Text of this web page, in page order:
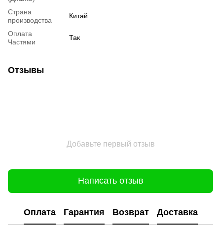
Страна
производства
Китай
Оплата
Частями
Так
Отзывы
Добавьте первый отзыв
Написать отзыв
Оплата Гарантия Возврат Доставка